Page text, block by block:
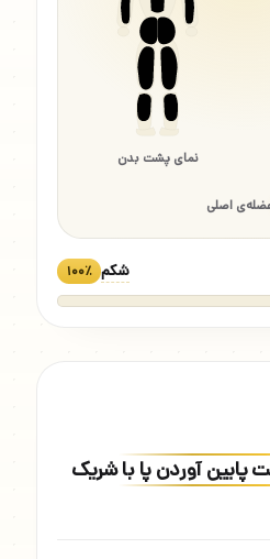
نمای پشت بدن
اصلی
شکم ۱۰۰٪
پایین آوردن پا با شریک